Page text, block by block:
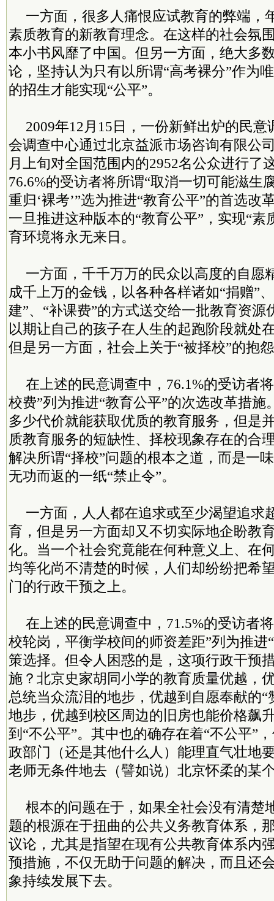
一方面，很多人痛恨应试教育的弊端，
素质教育的新教育理念。在这样的社会氛
本小书风靡了中国。但另一方面，绝大多
论，坚持认为只有以所谓“高考裸分”作为
的招生才能实现“公平”。
2009年12月15日，一份新鲜出炉的民
会调查中心通过北京益派市场咨询有限公
月上旬对全国范围内的2952名公众进行了
76.6%的受访者将所谓“取消一切可能滋生
重归‘裸考’”选为推进“教育公平”的首选改
一旦推进这种版本的“教育公平”，实现“素
育环境将永无来日。
一方面，千千万万的民众以高度的自愿
成千上万的金钱，以各种各样诸如“捐赠”
建”、“补课费”的方式送交给一批教育资源
以期让自己的孩子在人生的起跑阶段就处
但是另一方面，社会上关于“被择校”的抱
在上述的民意调查中，76.1%的受访者
校费”列为推进“教育公平”的次选改革措施
多少代价就能获取优质的教育服务，但是
质教育服务的短缺性、择校现象存在的合
解决所谓“择校”问题的根本之道，而是一
无功而返的一纸“禁止令”。
一方面，人人都在追求或至少渴望追求
育，但是另一方面却又不切实际地企盼教
化。当一个社会究竟能在何种意义上、在
均等化尚不清楚的时候，人们却纷纷把希
门的行政干预之上。
在上述的民意调查中，71.5%的受访者
校轮岗，平衡学校间的师资差距”列为推进
策选择。但令人困惑的是，这项行政干预
施？北京史家胡同小学的教育质量优越，
总统当众流泪的地步，优越到自愿奉献的“
地步，优越到校区周边的旧房也能价格飙
到“不公平”。其中也的确存在着“不公平”
政部门（还是其他什么人）能理直气壮地
老师无条件地去（譬如说）北京怀柔的某
根本的问题在于，如果全社会没有清楚
题的根源在于扭曲的公共义务教育体系，
议论，尤其是指望在现有公共教育体系内
预措施，不仅无助于问题的解决，而且还
象持续发展下去。